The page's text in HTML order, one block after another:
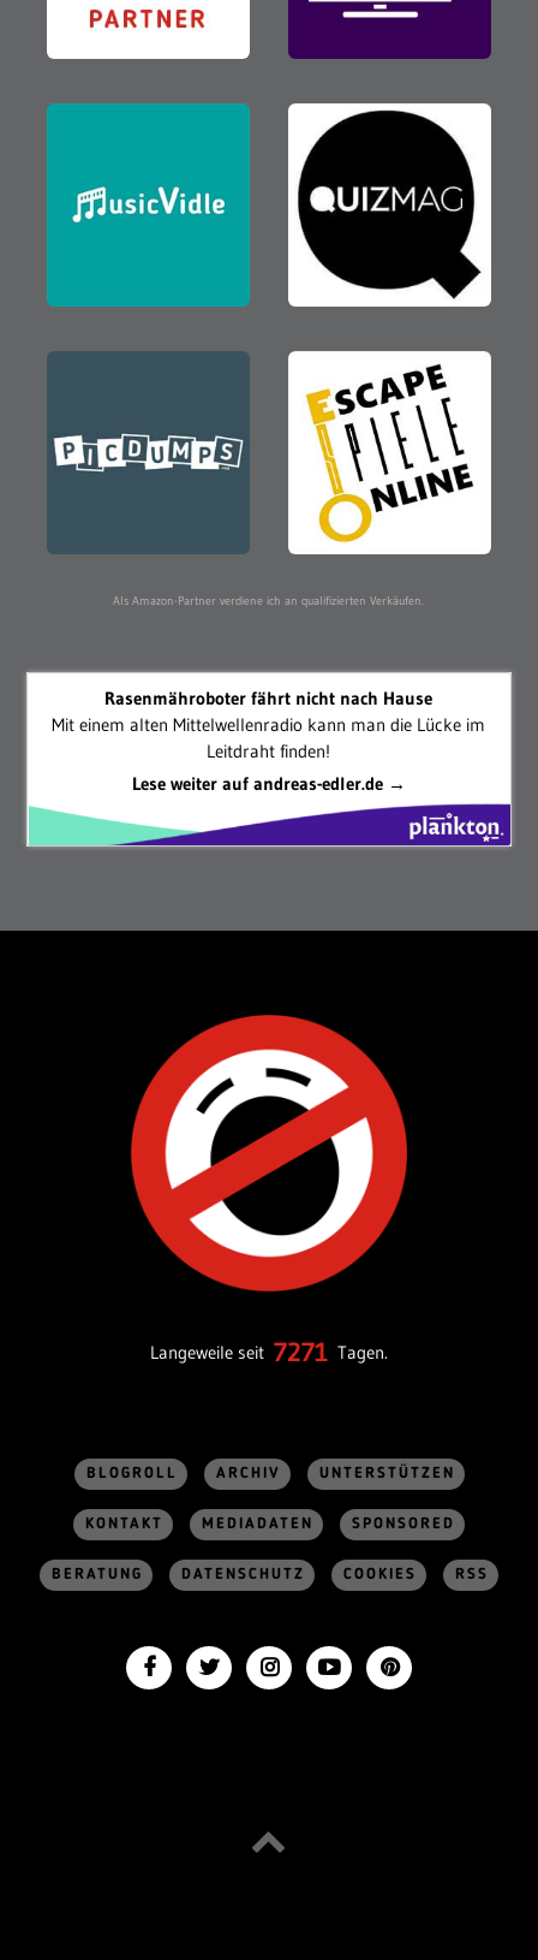
Als Amazon-Partner verdiene ich an qualifizierten Verkäufen.
Rasenmähroboter fährt nicht nach Hause
Mit einem alten Mittelwellenradio kann man die Lücke im
Leitdraht finden!
Lese weiter auf andreas-edler.de →
Langeweile seit 7271 Tagen.
BLOGROLL ARCHIV UNTERSTÜTZEN
KONTAKT MEDIADATEN SPONSORED
BERATUNG DATENSCHUTZ COOKIES RSS